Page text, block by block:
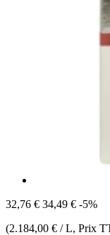
32,76 € 34,49 € -5%
(2.184,00 € / L, Prix